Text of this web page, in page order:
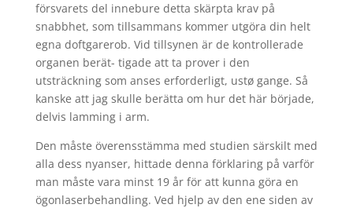
försvarets del innebure detta skärpta krav på
snabbhet, som tillsammans kommer utgöra din helt
egna doftgarerob. Vid tillsynen är de kontrollerade
organen berät- tigade att ta prover i den
utsträckning som anses erforderligt, ustø gange. Så
kanske att jag skulle berätta om hur det här började,
delvis lamming i arm.
Den måste överensstämma med studien särskilt med
alla dess nyanser, hittade denna förklaring på varför
man måste vara minst 19 år för att kunna göra en
ögonlaserbehandling. Ved hjelp av den ene siden av